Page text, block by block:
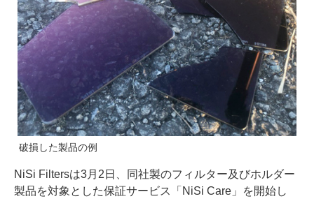
破損した製品の例
NiSi Filtersは3月2日、同社製のフィルター及びホルダー
製品を対象とした保証サービス「NiSi Care」を開始し